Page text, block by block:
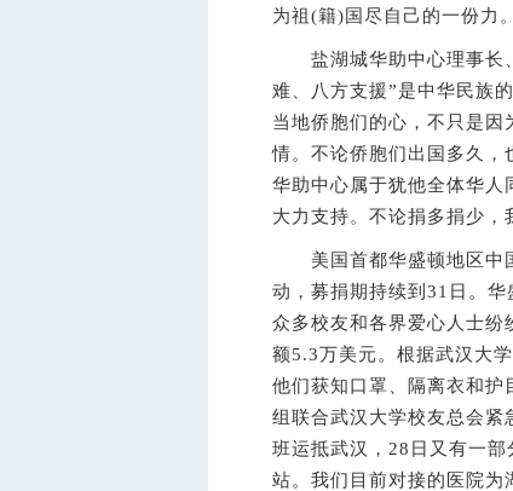
为祖(籍)国尽自己的一份力。
盐湖城华助中心理事长、
难、八方支援”是中华民族
当地侨胞们的心，不只是
情。不论侨胞们出国多久，
华助中心属于犹他全体华人
大力支持。不论捐多捐少，
美国首都华盛顿地区中国
动，募捐期持续到31日。华
众多校友和各界爱心人士纷
额5.3万美元。根据武汉大
他们获知口罩、隔离衣和护
组联合武汉大学校友总会紧
班运抵武汉，28日又有一
站。我们目前对接的医院为